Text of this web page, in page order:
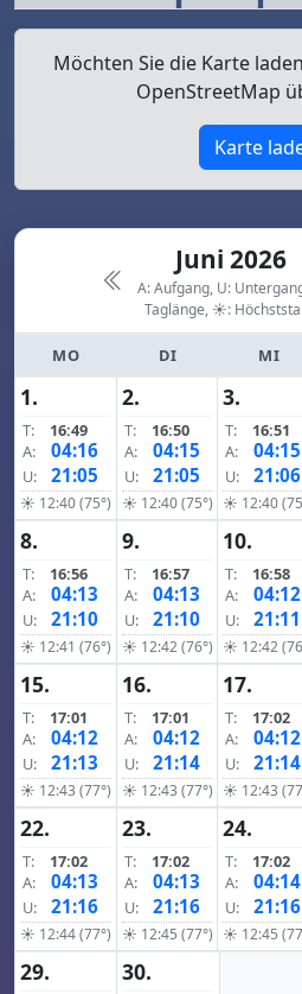
Möchten Sie die Karte
OpenStreetMap
Karte
Juni 2026
A: Aufgang, U:
Taglänge, ☀:
MO DI MI
1.
T:
16:49
A:
04:16
U: 21:05
☀ 12:40 (75°)
2.
T:
16:50
A:
04:15
U: 21:05
☀ 12:40 (75°)
3.
T:
16:51
A:
04:15
U: 21:06
☀ 12:40
8.
T:
16:56
A:
04:13
U: 21:10
☀ 12:41 (76°)
9.
T:
16:57
A:
04:13
U: 21:10
☀ 12:42 (76°)
10.
T:
16:58
A:
04:12
U: 21:11
☀ 12:42
15.
T:
17:01
A:
04:12
U: 21:13
☀ 12:43 (77°)
16.
T:
17:01
A:
04:12
U: 21:14
☀ 12:43 (77°)
17.
T:
17:02
A:
04:12
U: 21:14
☀ 12:43
22.
T:
17:02
A:
04:13
U: 21:16
☀ 12:44 (77°)
23.
T:
17:02
A:
04:13
U: 21:16
☀ 12:45 (77°)
24.
T:
17:02
A:
04:14
U: 21:16
☀ 12:45
29. 30.